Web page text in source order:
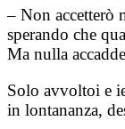
– Non accetterò
sperando che
Ma nulla
Solo avvoltoi e
in lontananza,